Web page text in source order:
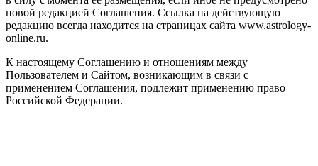
новой редакцией Соглашения. Ссылка на действующую
редакцию всегда находится на страницах сайта www.astrology-
online.ru.
К настоящему Соглашению и отношениям между
Пользователем и Сайтом, возникающим в связи с
применением Соглашения, подлежит применению право
Российской Федерации.